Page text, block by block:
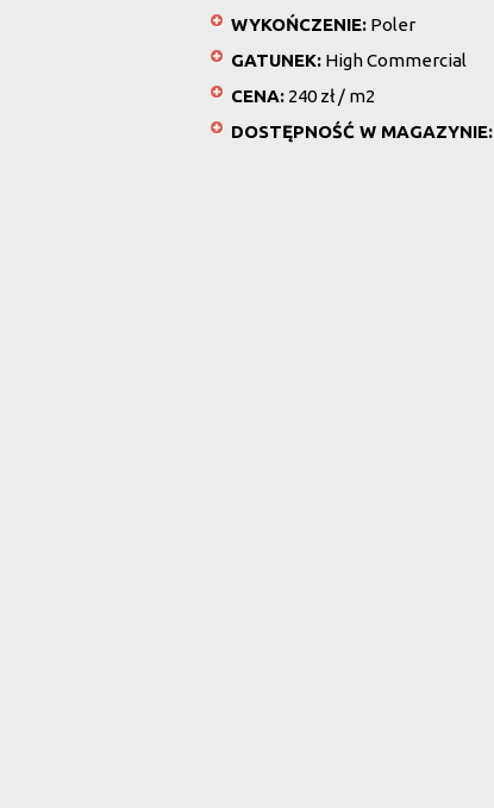
WYKOŃCZENIE: Poler
GATUNEK: High Commercial
CENA: 240 zł / m2
DOSTĘPNOŚĆ W MAGAZYNIE: